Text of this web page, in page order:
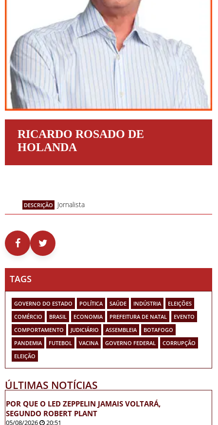
RICARDO ROSADO DE
HOLANDA
DESCRIÇÃO Jornalista
TAGS
GOVERNO DO ESTADO POLÍTICA SAÚDE INDÚSTRIA
ELEIÇÕES
COMÉRCIO
BRASIL ECONOMIA PREFEITURA DE NATAL
EVENTO
COMPORTAMENTO
JUDICIÁRIO ASSEMBLEIA
BOTAFOGO
PANDEMIA
FUTEBOL VACINA GOVERNO FEDERAL
CORRUPÇÃO
ELEIÇÃO
ÚLTIMAS NOTÍCIAS
POR QUE O LED ZEPPELIN JAMAIS VOLTARÁ,
SEGUNDO ROBERT PLANT
05/08/2026 20:51